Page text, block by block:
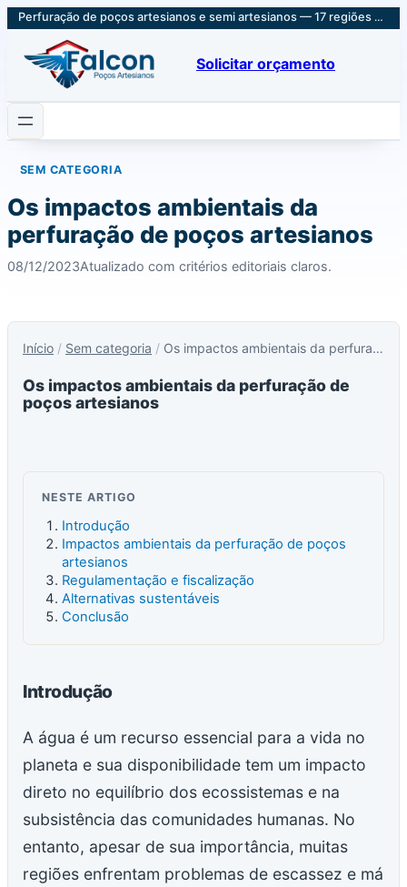
Perfuração de poços artesianos e semi artesianos — 17 regiões em SP e Sul de MG
Solicitar orçamento
SEM CATEGORIA
Os impactos ambientais da
perfuração de poços artesianos
08/12/2023Atualizado com critérios editoriais claros.
Início / Sem categoria / Os impactos ambientais da perfuração de poços artesianos
Os impactos ambientais da perfuração de
poços artesianos
NESTE ARTIGO
Introdução
Impactos ambientais da perfuração de poços
artesianos
Regulamentação e fiscalização
Alternativas sustentáveis
Conclusão
Introdução
A água é um recurso essencial para a vida no
planeta e sua disponibilidade tem um impacto
direto no equilíbrio dos ecossistemas e na
subsistência das comunidades humanas. No
entanto, apesar de sua importância, muitas
regiões enfrentam problemas de escassez e má